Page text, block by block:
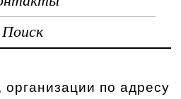
Поиск
по адресу